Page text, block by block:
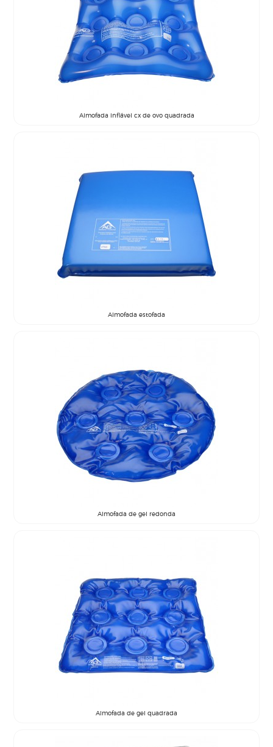
Almofada inflável cx de ovo quadrada
Almofada estofada
Almofada de gel redonda
Almofada de gel quadrada